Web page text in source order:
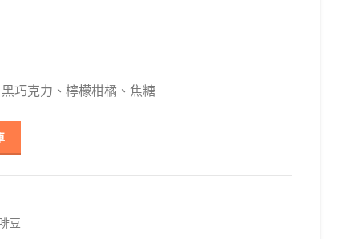
巧克力、檸檬柑橘、焦糖
咖啡豆｜1磅 數量
豆